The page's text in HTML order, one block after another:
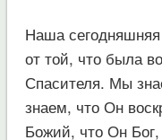
Наша
от той, что была
Спасителя. Мы
знаем, что Он
Божий, что Он